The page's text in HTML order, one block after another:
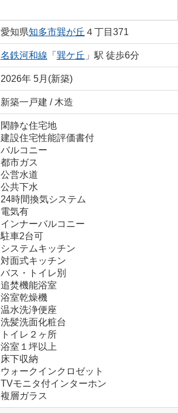
愛知県知多市巽が丘 ４丁目371
名鉄河和線 「 巽ケ丘 」駅 徒歩6分
2026年 5月(新築)
新築一戸建 / 木造
閑静な住宅地
建設住宅性能評価書付
バルコニー
都市ガス
公営水道
公共下水
24時間換気システム
電気有
インナーバルコニー
駐車2台可
システムキッチン
対面式キッチン
バス・トイレ別
追焚機能浴室
浴室乾燥機
温水洗浄便座
洗髪洗面化粧台
トイレ２ヶ所
浴室１坪以上
床下収納
ウォークインクロゼット
TVモニタ付インターホン
複層ガラス